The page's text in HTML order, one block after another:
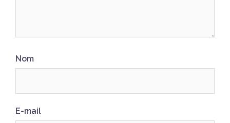
Nom
E-mail